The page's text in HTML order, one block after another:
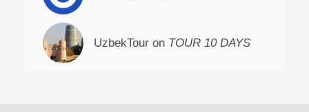
UzbekTour on TOUR 10 DAYS